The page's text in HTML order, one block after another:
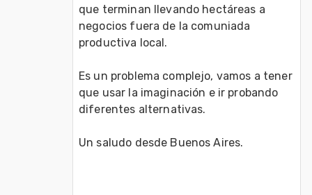
que terminan llevando hectáreas a
negocios fuera de la comuniada
productiva local.
Es un problema complejo, vamos a tener
que usar la imaginación e ir probando
diferentes alternativas.
Un saludo desde Buenos Aires.